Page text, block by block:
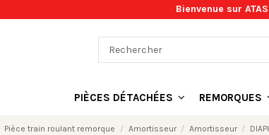
Bienvenue sur
PIÈCES DÉTACHÉES REMORQUES
Pièce train roulant remorque Amortisseur Amortisseur